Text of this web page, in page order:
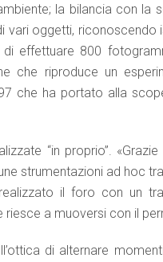
la bilancia con
vari oggetti,
effettuare 800
che riproduce un
che ha portato alla
“in proprio”.
strumentazioni ad hoc
il foro con un
riesce a muoversi con il
di alternare